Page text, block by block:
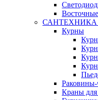
Курны
Краны для